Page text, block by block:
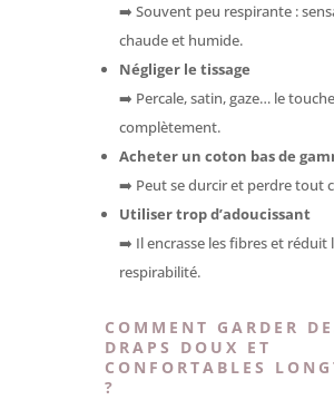
➡️ Souvent peu respirante :
chaude et humide.
Négliger le tissage
➡️ Percale, satin, gaze… le
complètement.
Acheter un coton bas de
➡️ Peut se durcir et perdre tout
Utiliser trop d’adoucissant
➡️ Il encrasse les fibres et réduit
respirabilité.
COMMENT GARDER
DRAPS DOUX ET
CONFORTABLES
?